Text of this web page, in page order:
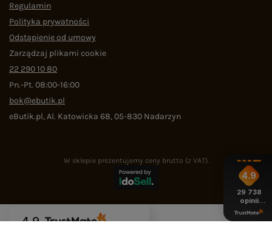
Regulamin
Polityka prywatności
Odstąpienie od umowy
Zarządzaj plikami cookie
22 290 10 80
Pn.-Pt. 08:00-16:00
bok@ebutik.pl
eButik.pl,Al. Katowicka 68,05-830 Nadarzyn
W sklepie prezentujemy ceny brutto (z VAT).
4.9
4.9
29 738
opinii
z całego